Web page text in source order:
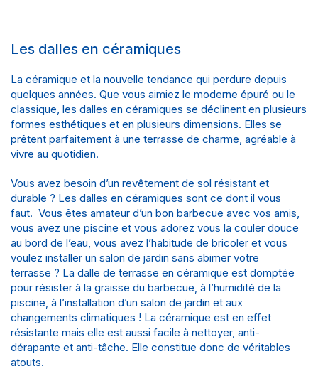
Les dalles en céramiques
La céramique et la nouvelle tendance qui perdure depuis
quelques années. Que vous aimiez le moderne épuré ou le
classique, les dalles en céramiques se déclinent en plusieurs
formes esthétiques et en plusieurs dimensions. Elles se
prêtent parfaitement à une terrasse de charme, agréable à
vivre au quotidien.
Vous avez besoin d’un revêtement de sol résistant et
durable ? Les dalles en céramiques sont ce dont il vous
faut. Vous êtes amateur d’un bon barbecue avec vos amis,
vous avez une piscine et vous adorez vous la couler douce
au bord de l’eau, vous avez l’habitude de bricoler et vous
voulez installer un salon de jardin sans abimer votre
terrasse ? La dalle de terrasse en céramique est domptée
pour résister à la graisse du barbecue, à l’humidité de la
piscine, à l’installation d’un salon de jardin et aux
changements climatiques ! La céramique est en effet
résistante mais elle est aussi facile à nettoyer, anti-
dérapante et anti-tâche. Elle constitue donc de véritables
atouts.